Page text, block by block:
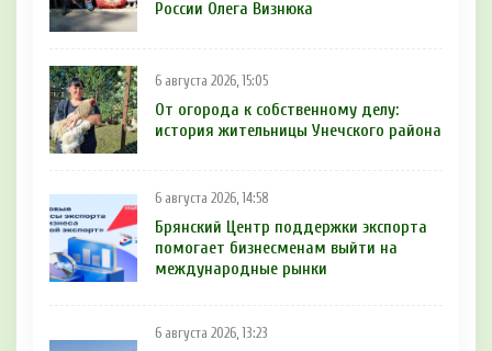
России Олега Визнюка
6 августа 2026, 15:05
От огорода к собственному делу:
история жительницы Унечского района
6 августа 2026, 14:58
Брянский Центр поддержки экспорта
помогает бизнесменам выйти на
международные рынки
6 августа 2026, 13:23